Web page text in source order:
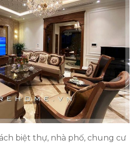
biệt thự, nhà phố, chung cư